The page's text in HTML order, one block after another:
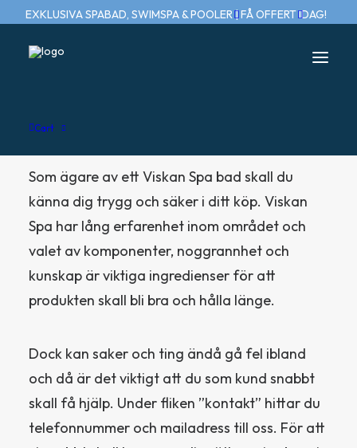
EXKLUSIVA SPABAD, SWIMSPA & POOLER | FÅ OFFERT IDAG!
Cart
Garantivillkor
Som ägare av ett Viskan Spa bad skall du
känna dig trygg och säker i ditt köp. Viskan
Spa har lång erfarenhet inom området och
valet av komponenter, noggrannhet och
kunskap är viktiga ingredienser för att
produkten skall bli bra och hålla länge.
Dock kan saker och ting ändå gå fel ibland
och då är det viktigt att du som kund snabbt
skall få hjälp. Under fliken ”kontakt” hittar du
telefonnummer och mailadress till oss. För att